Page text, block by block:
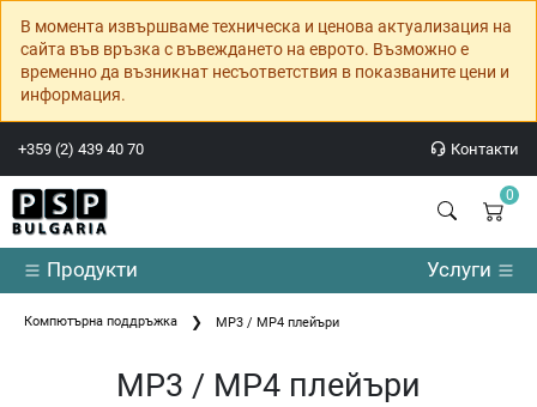
В момента извършваме техническа и ценова актуализация на
сайта във връзка с въвеждането на еврото. Възможно е
временно да възникнат несъответствия в показваните цени и
информация.
+359 (2) 439 40 70 Контакти
0
Продукти Услуги
Компютърна поддръжка MP3 / MP4 плейъри
MP3 / MP4 плейъри